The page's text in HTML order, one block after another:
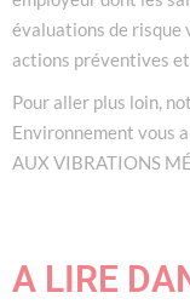
évaluations de
actions préventives
Pour aller plus loin,
Environnement vous
AUX VIBRATIONS
A LIRE